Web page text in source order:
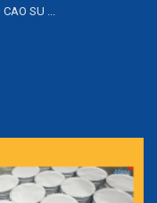
CAO SU ...